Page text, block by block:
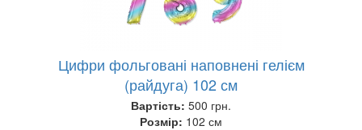
Цифри фольговані наповнені гелієм
(райдуга) 102 см
Вартість: 500 грн.
Розмір: 102 см